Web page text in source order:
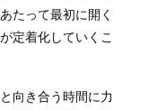
たって最初に開く
定着化していくこ
向き合う時間に力